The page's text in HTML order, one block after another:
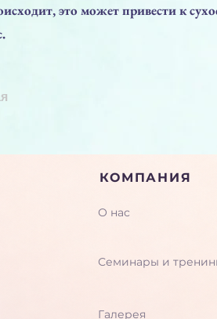
это может привести к
КОМПАНИЯ
О нас
Семинары и
Галерея